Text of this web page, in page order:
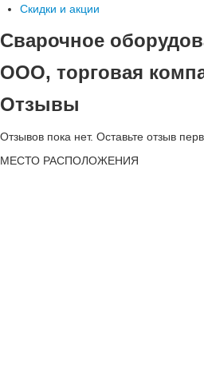
Скидки и акции
Сварочное
ООО, торговая
Отзывы
Отзывов пока нет. Оставьте отзыв
МЕСТО РАСПОЛОЖЕНИЯ